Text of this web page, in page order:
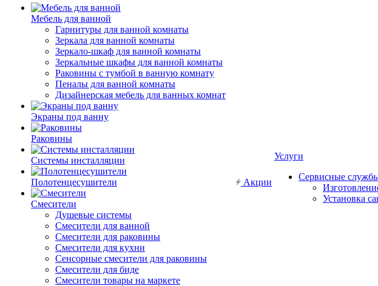
Мебель для ванной
Гарнитуры для ванной комнаты
Зеркала для ванной комнаты
Зеркало-шкаф для ванной комнаты
Зеркальные шкафы для ванной комнаты
Раковины с тумбой в ванную комнату
Пеналы для ванной комнаты
Дизайнерская мебель для ванных комнат
Экраны под ванну
Раковины
Системы инсталляции
Полотенцесушители
Смесители
Душевые системы
Смесители для ванной
Смесители для раковины
Смесители для кухни
Сенсорные смесители для раковины
Смесители для биде
Смесители товары на маркете
Акции
Услуги
Сервисные
Установка